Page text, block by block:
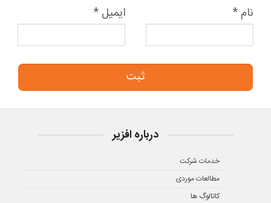
نام * ایمیل *
درباره افزیر
خدمات شرکت
مطالعات موردی
کاتالوگ ها